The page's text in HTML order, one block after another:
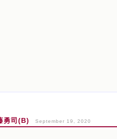
勇司(B) September 19, 2020